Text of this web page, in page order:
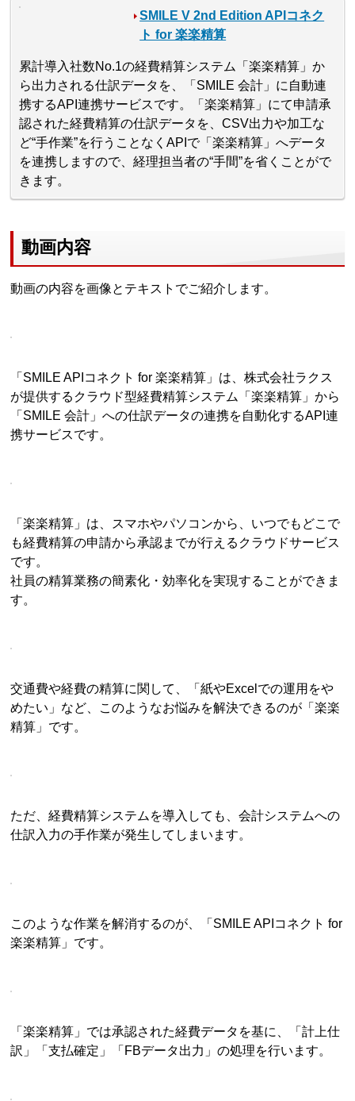
SMILE V 2nd Edition APIコネク
ト for 楽楽精算
累計導入社数No.1の経費精算システム「楽楽精算」か
ら出力される仕訳データを、「SMILE 会計」に自動連
携するAPI連携サービスです。「楽楽精算」にて申請承
認された経費精算の仕訳データを、CSV出力や加工な
ど“手作業”を行うことなくAPIで「楽楽精算」へデータ
を連携しますので、経理担当者の“手間”を省くことがで
きます。
動画内容
動画の内容を画像とテキストでご紹介します。
「SMILE APIコネクト for 楽楽精算」は、株式会社ラクス
が提供するクラウド型経費精算システム「楽楽精算」から
「SMILE 会計」への仕訳データの連携を自動化するAPI連
携サービスです。
「楽楽精算」は、スマホやパソコンから、いつでもどこで
も経費精算の申請から承認までが行えるクラウドサービス
です。
社員の精算業務の簡素化・効率化を実現することができま
す。
交通費や経費の精算に関して、「紙やExcelでの運用をや
めたい」など、このようなお悩みを解決できるのが「楽楽
精算」です。
ただ、経費精算システムを導入しても、会計システムへの
仕訳入力の手作業が発生してしまいます。
このような作業を解消するのが、「SMILE APIコネクト for
楽楽精算」です。
「楽楽精算」では承認された経費データを基に、「計上仕
訳」「支払確定」「FBデータ出力」の処理を行います。